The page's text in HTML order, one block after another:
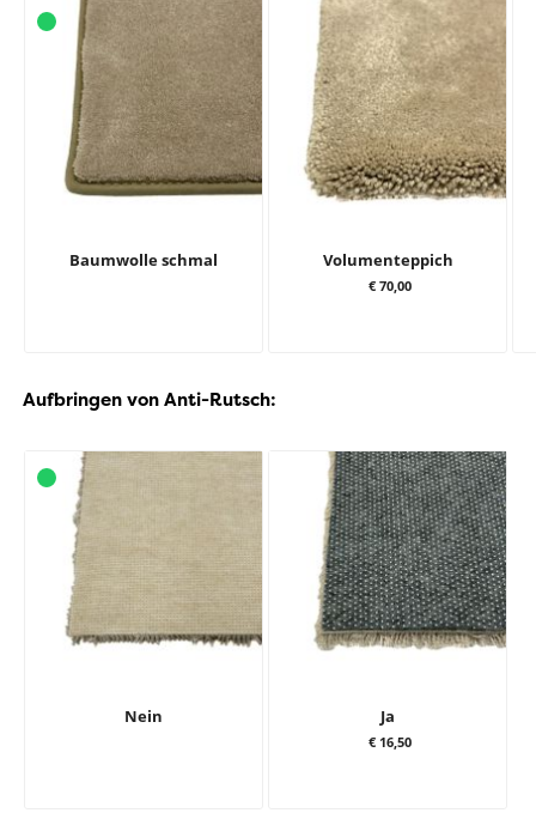
Baumwolle schmal Volumenteppich
€ 70,00
Aufbringen von Anti-Rutsch:
Nein Ja
€ 16,50